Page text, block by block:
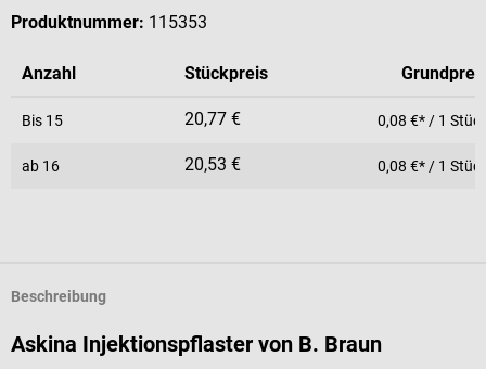
Produktnummer: 115353
Anzahl Stückpreis
Bis 15 20,77 € 0,08 €* / 1
ab 16 20,53 € 0,08 €* / 1
Beschreibung
Askina Injektionspflaster von B. Braun